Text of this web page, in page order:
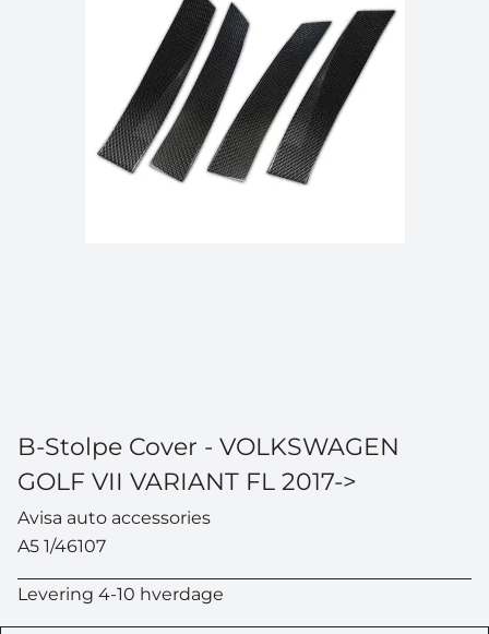
B-Stolpe Cover - VOLKSWAGEN
GOLF VII VARIANT FL 2017->
Avisa auto accessories
A5 1/46107
Levering 4-10 hverdage